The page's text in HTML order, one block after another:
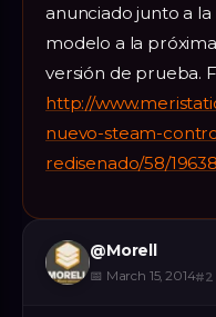
anunciado junto a
modelo a la
versión de prueba.
http://
nuevo-steam-
redisenado/58/
@Morell
📅 March 15, 2014#2